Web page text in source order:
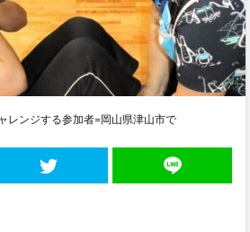
レンジする参加者=岡山県津山市で